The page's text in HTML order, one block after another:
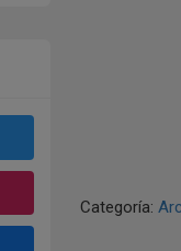
Categoría: